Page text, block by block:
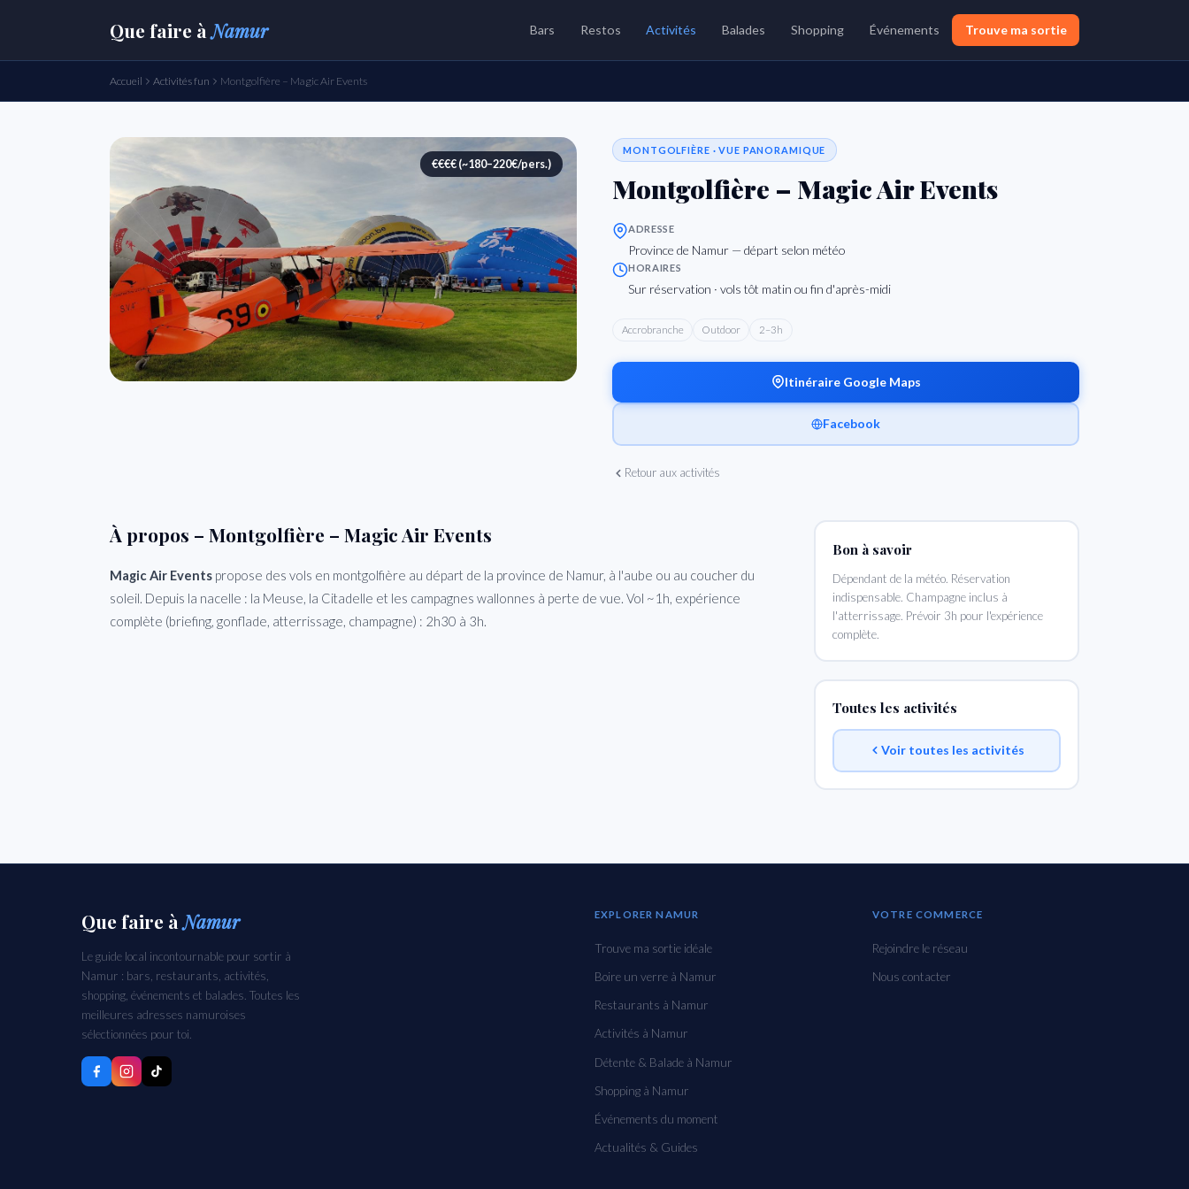
Que faire àNamur Bars Restos Activités Balades Shopping Événements Trouve ma sortie
Accueil Activités fun Montgolfière – Magic Air Events
€€€€ (~180–220€/pers.)
MONTGOLFIÈRE · VUE PANORAMIQUE
Montgolfière – Magic Air Events
ADRESSE
Province de Namur — départ selon météo
HORAIRES
Sur réservation · vols tôt matin ou fin d'après-midi
Accrobranche Outdoor 2–3h
Itinéraire Google Maps
Facebook
Retour aux activités
À propos – Montgolfière – Magic Air Events
Magic Air Events propose des vols en montgolfière au départ de la province de Namur, à l'aube ou au coucher du
soleil. Depuis la nacelle : la Meuse, la Citadelle et les campagnes wallonnes à perte de vue. Vol ~1h, expérience
complète (briefing, gonflade, atterrissage, champagne) : 2h30 à 3h.
Bon à savoir
Dépendant de la météo. Réservation
indispensable. Champagne inclus à
l'atterrissage. Prévoir 3h pour l'expérience
complète.
Toutes les activités
Voir toutes les activités
Que faire àNamur
Le guide local incontournable pour sortir à
Namur : bars, restaurants, activités,
shopping, événements et balades. Toutes les
meilleures adresses namuroises
sélectionnées pour toi.
EXPLORER NAMUR
Trouve ma sortie idéale
Boire un verre à Namur
Restaurants à Namur
Activités à Namur
Détente & Balade à Namur
Shopping à Namur
Événements du moment
Actualités & Guides
VOTRE COMMERCE
Rejoindre le réseau
Nous contacter